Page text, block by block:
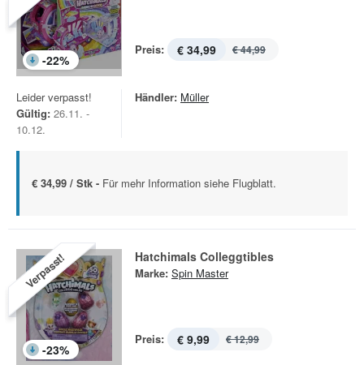
-22%
Preis: € 34,99 € 44,99
Leider verpasst!
Gültig: 26.11. -
10.12.
Händler: Müller
€ 34,99 / Stk - Für mehr Information siehe Flugblatt.
Verpasst!
-23%
Hatchimals Colleggtibles
Marke: Spin Master
Preis: € 9,99 € 12,99